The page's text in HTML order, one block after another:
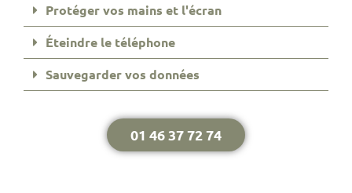
Protéger vos mains et l'écran
Éteindre le téléphone
Sauvegarder vos données
01 46 37 72 74